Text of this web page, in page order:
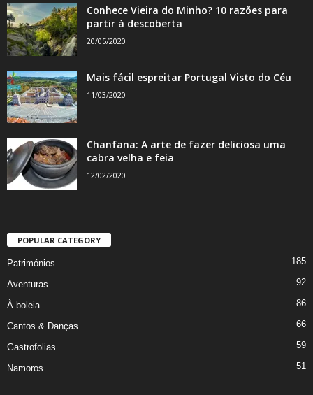
Conhece Vieira do Minho? 10 razões para
partir à descoberta
20/05/2020
Mais fácil espreitar Portugal Visto do Céu
11/03/2020
Chanfana: A arte de fazer deliciosa uma
cabra velha e feia
12/02/2020
POPULAR CATEGORY
Patrimónios 185
Aventuras 92
À boleia... 86
Cantos & Danças 66
Gastrofolias 59
Namoros 51